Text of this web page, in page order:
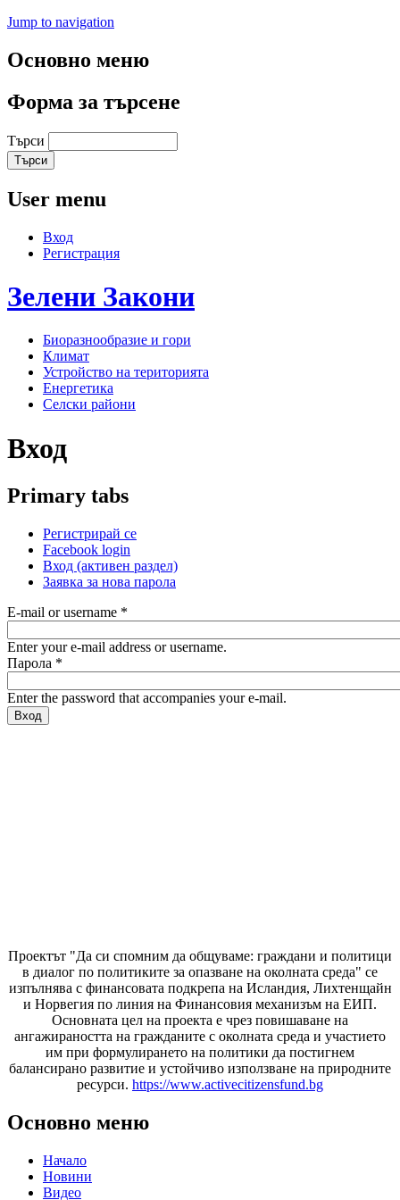
Jump to navigation
Основно меню
Форма за търсене
Търси
User menu
Вход
Регистрация
Зелени Закони
Биоразнообразие и гори
Климат
Устройство на територията
Енергетика
Селски райони
Вход
Primary tabs
Регистрирай се
Facebook login
Вход (активен раздел)
Заявка за нова парола
E-mail or username *
Enter your e-mail address or username.
Парола *
Enter the password that accompanies your e-mail.
Проектът "Да си спомним да общуваме: граждани и политици
в диалог по политиките за опазване на околната среда" се
изпълнява с финансовата подкрепа на Исландия, Лихтенщайн
и Норвегия по линия на Финансовия механизъм на ЕИП.
Основната цел на проекта е чрез повишаване на
ангажираността на гражданите с околната среда и участието
им при формулирането на политики да постигнем
балансирано развитие и устойчиво използване на природните
ресурси. https://www.activecitizensfund.bg
Основно меню
Начало
Новини
Видео